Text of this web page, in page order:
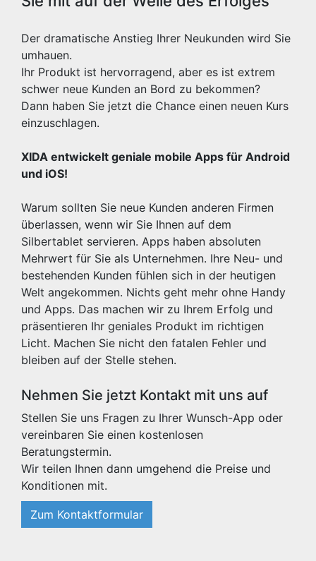
Der dramatische Anstieg Ihrer Neukunden wird Sie
umhauen.
Ihr Produkt ist hervorragend, aber es ist extrem
schwer neue Kunden an Bord zu bekommen?
Dann haben Sie jetzt die Chance einen neuen Kurs
einzuschlagen.
XIDA entwickelt geniale mobile Apps für Android
und iOS!
Warum sollten Sie neue Kunden anderen Firmen
überlassen, wenn wir Sie Ihnen auf dem
Silbertablet servieren. Apps haben absoluten
Mehrwert für Sie als Unternehmen. Ihre Neu- und
bestehenden Kunden fühlen sich in der heutigen
Welt angekommen. Nichts geht mehr ohne Handy
und Apps. Das machen wir zu Ihrem Erfolg und
präsentieren Ihr geniales Produkt im richtigen
Licht. Machen Sie nicht den fatalen Fehler und
bleiben auf der Stelle stehen.
Nehmen Sie jetzt Kontakt mit uns auf
Stellen Sie uns Fragen zu Ihrer Wunsch-App oder
vereinbaren Sie einen kostenlosen
Beratungstermin.
Wir teilen Ihnen dann umgehend die Preise und
Konditionen mit.
Zum Kontaktformular